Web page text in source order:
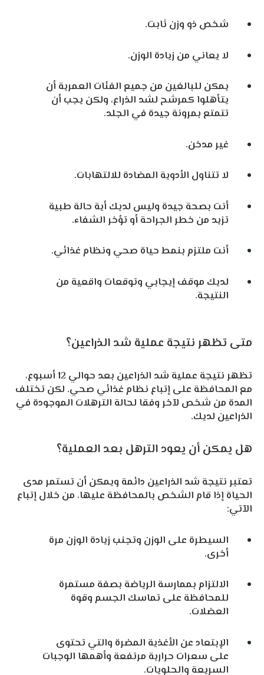
شخص ذو وزن ثابت.
لا يعاني من زيادة الوزن.
يمكن للبالغين من جميع الفئات العمرية أن
يتأهلوا كمرشح لشد الذراع، ولكن يجب أن
تتمتع بمرونة جيدة في الجلد.
غير مدخن.
لا تتناول الأدوية المضادة للالتهابات.
أنت بصحة جيدة وليس لديك أية حالة طبية
تزيد من خطر الجراحة أو تؤخر الشفاء.
أنت ملتزم بنمط حياة صحي ونظام غذائي.
لديك موقف إيجابي وتوقعات واقعية من
النتيجة.
متى تظهر نتيجة عملية شد الذراعين؟
تظهر نتيجة عملية شد الذراعين بعد حوالي 12 أسبوع،
مع المحافظة على إتباع نظام غذائي صحي. لكن تختلف
المدة من شخص لآخر وفقا لحالة الترهلات الموجودة في
الذراعين لديك.
هل يمكن أن يعود الترهل بعد العملية؟
تعتبر نتيجة شد الذراعين دائمة ويمكن أن تستمر مدى
الحياة إذا قام الشخص بالمحافظة عليها، من خلال إتباع
الآتي:
السيطرة على الوزن وتجنب زيادة الوزن مرة
أخرى.
الالتزام بممارسة الرياضة بصفة مستمرة
للمحافظة على تماسك الجسم وقوة
العضلات.
الإبتعاد عن الأغذية المضرة والتي تحتوى
على سعرات حرارية مرتفعة وأهمها الوجبات
السريعة والحلويات.